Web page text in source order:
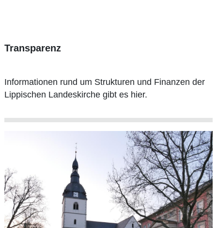
Transparenz
Informationen rund um Strukturen und Finanzen der
Lippischen Landeskirche gibt es hier.